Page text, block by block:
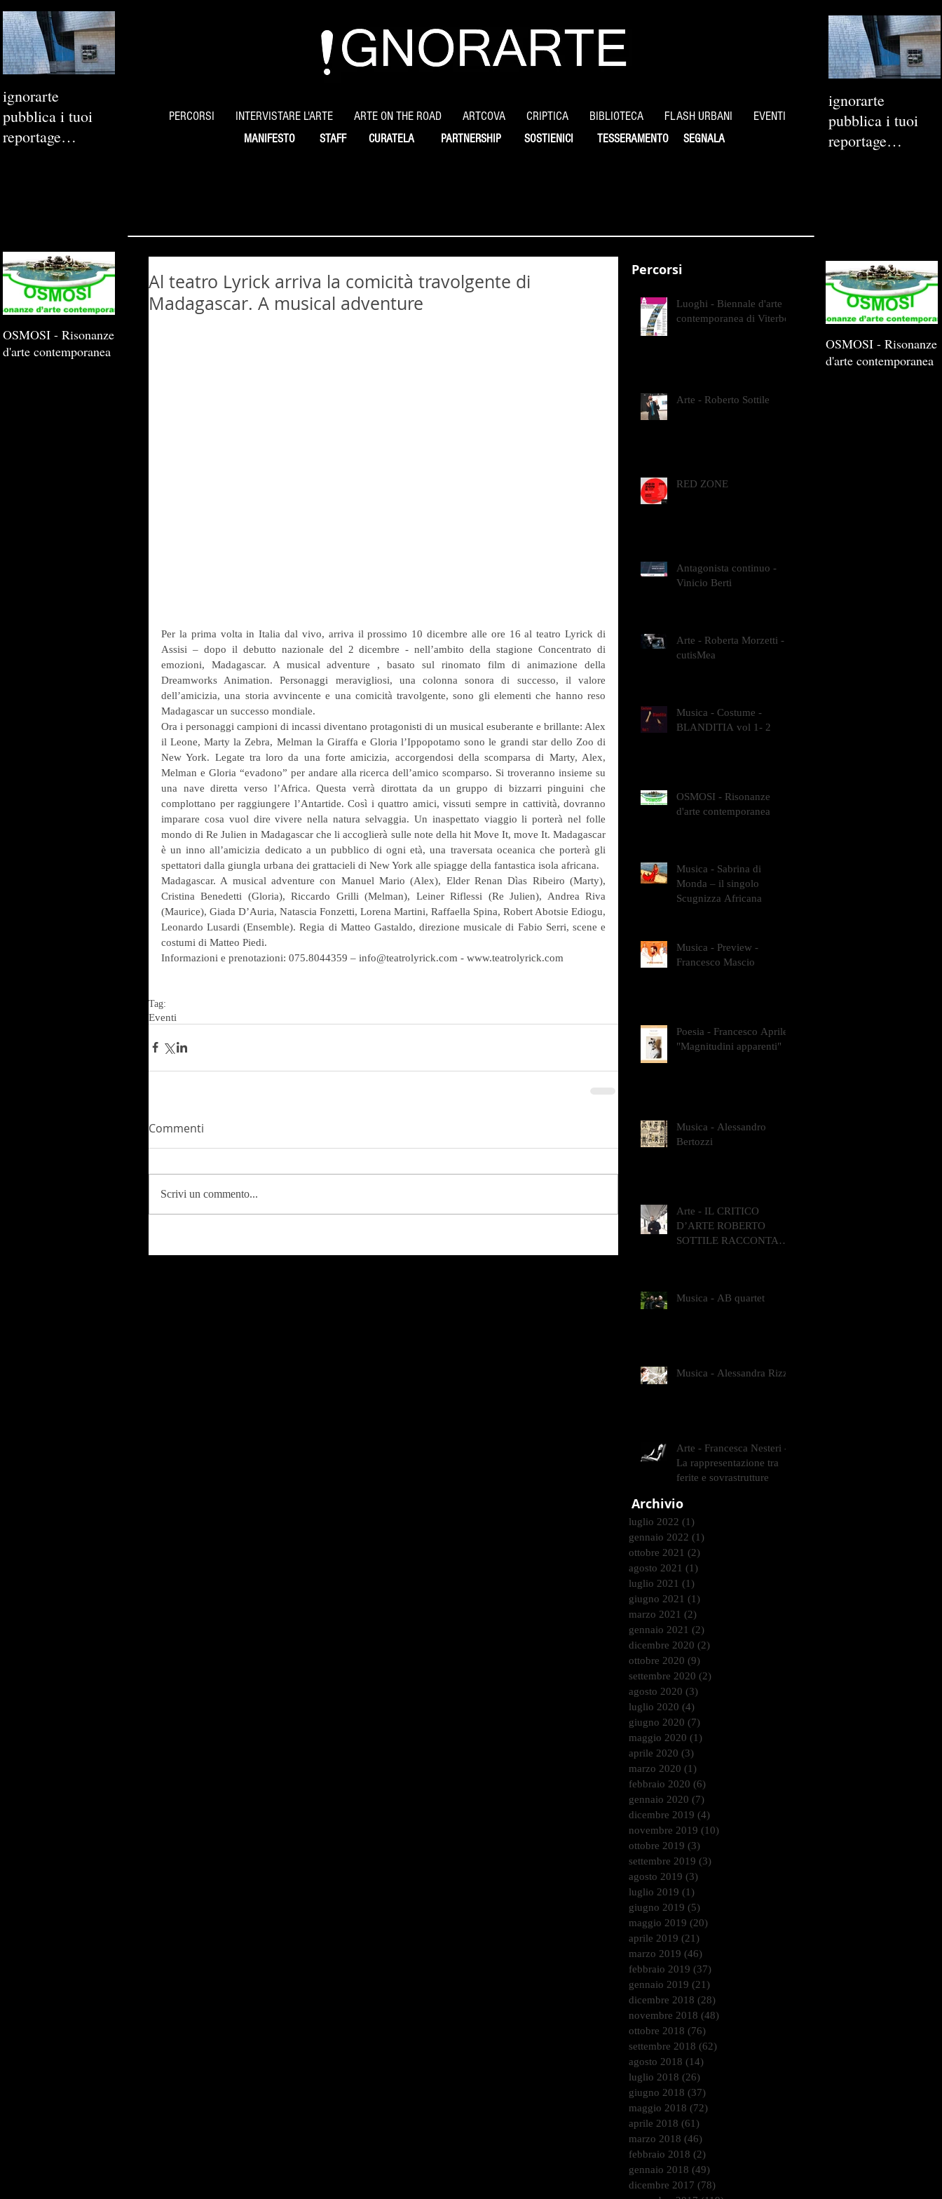
ignorarte
pubblica i tuoi
reportage
PERCORSI INTERVISTARE L'ARTE ARTE ON THE ROAD ARTCOVA CRIPTICA BIBLIOTECA FLASH URBANI EVENTI
MANIFESTO STAFF CURATELA PARTNERSHIP SOSTIENICI SEGNALA
TESSERAMENTO
ignorarte
pubblica i tuoi
reportage
Al teatro Lyrick arriva la comicità travolgente di
Madagascar. A musical adventure
Per la prima volta in Italia dal vivo, arriva il prossimo 10 dicembre alle ore 16 al teatro Lyrick di
Assisi – dopo il debutto nazionale del 2 dicembre - nell’ambito della stagione Concentrato di
emozioni, Madagascar. A musical adventure , basato sul rinomato film di animazione della
Dreamworks Animation. Personaggi meravigliosi, una colonna sonora di successo, il valore
dell’amicizia, una storia avvincente e una comicità travolgente, sono gli elementi che hanno reso
Madagascar un successo mondiale.
Ora i personaggi campioni di incassi diventano protagonisti di un musical esuberante e brillante: Alex
il Leone, Marty la Zebra, Melman la Giraffa e Gloria l’Ippopotamo sono le grandi star dello Zoo di
New York. Legate tra loro da una forte amicizia, accorgendosi della scomparsa di Marty, Alex,
Melman e Gloria “evadono” per andare alla ricerca dell’amico scomparso. Si troveranno insieme su
una nave diretta verso l’Africa. Questa verrà dirottata da un gruppo di bizzarri pinguini che
complottano per raggiungere l’Antartide. Così i quattro amici, vissuti sempre in cattività, dovranno
imparare cosa vuol dire vivere nella natura selvaggia. Un inaspettato viaggio li porterà nel folle
mondo di Re Julien in Madagascar che li accoglierà sulle note della hit Move It, move It. Madagascar
è un inno all’amicizia dedicato a un pubblico di ogni età, una traversata oceanica che porterà gli
spettatori dalla giungla urbana dei grattacieli di New York alle spiagge della fantastica isola africana.
Madagascar. A musical adventure con Manuel Mario (Alex), Elder Renan Dìas Ribeiro (Marty),
Cristina Benedetti (Gloria), Riccardo Grilli (Melman), Leiner Riflessi (Re Julien), Andrea Riva
(Maurice), Giada D’Auria, Natascia Fonzetti, Lorena Martini, Raffaella Spina, Robert Abotsie Ediogu,
Leonardo Lusardi (Ensemble). Regia di Matteo Gastaldo, direzione musicale di Fabio Serri, scene e
costumi di Matteo Piedi.
Informazioni e prenotazioni: 075.8044359 – info@teatrolyrick.com - www.teatrolyrick.com
Tag:
Eventi
Commenti
Scrivi un commento...
Percorsi
Luoghi - Biennale d'arte
contemporanea di Viterbo
Arte - Roberto Sottile
RED ZONE
Antagonista continuo -
Vinicio Berti
Arte - Roberta Morzetti -
cutisMea
Musica - Costume -
BLANDITIA vol 1- 2
OSMOSI - Risonanze
d'arte contemporanea
Musica - Sabrina di
Monda – il singolo
Scugnizza Africana
Musica - Preview -
Francesco Mascio
Poesia - Francesco Aprile -
"Magnitudini apparenti"
Musica - Alessandro
Bertozzi
Arte - IL CRITICO
D’ARTE ROBERTO
SOTTILE RACCONTA
Musica - AB quartet
Musica - Alessandra Rizzo
Arte - Francesca Nesteri -
La rappresentazione tra
ferite e sovrastrutture
Archivio
luglio 2022 (1)
gennaio 2022 (1)
ottobre 2021 (2)
agosto 2021 (1)
luglio 2021 (1)
giugno 2021 (1)
marzo 2021 (2)
gennaio 2021 (2)
dicembre 2020 (2)
ottobre 2020 (9)
settembre 2020 (2)
agosto 2020 (3)
luglio 2020 (4)
giugno 2020 (7)
maggio 2020 (1)
aprile 2020 (3)
marzo 2020 (1)
febbraio 2020 (6)
gennaio 2020 (7)
dicembre 2019 (4)
novembre 2019 (10)
ottobre 2019 (3)
settembre 2019 (3)
agosto 2019 (3)
luglio 2019 (1)
giugno 2019 (5)
maggio 2019 (20)
aprile 2019 (21)
marzo 2019 (46)
febbraio 2019 (37)
gennaio 2019 (21)
dicembre 2018 (28)
novembre 2018 (48)
ottobre 2018 (76)
settembre 2018 (62)
agosto 2018 (14)
luglio 2018 (26)
giugno 2018 (37)
maggio 2018 (72)
aprile 2018 (61)
marzo 2018 (46)
febbraio 2018 (2)
gennaio 2018 (49)
dicembre 2017 (78)
OSMOSI - Risonanze
d'arte contemporanea
OSMOSI - Risonanze
d'arte contemporanea